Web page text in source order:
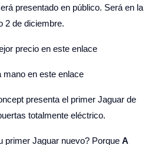
presentado en público. Será en la
2 de diciembre.
precio en este enlace
mano en este enlace
presenta el primer Jaguar de
totalmente eléctrico.
primer Jaguar nuevo? Porque A